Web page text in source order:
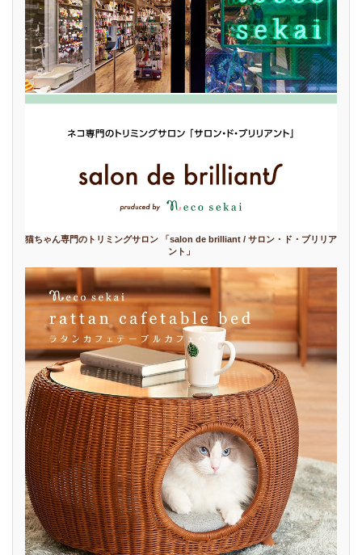
猫ちゃん専門のトリミングサロン 「salon de brilliant / サロン・ド・ブリリア
ント」